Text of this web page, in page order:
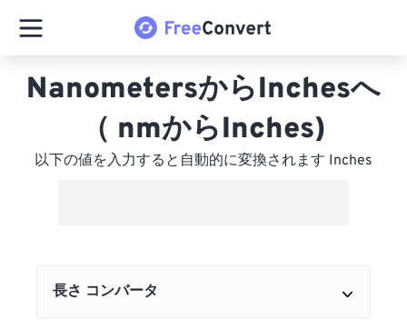
NanometersからInchesへ
（ nmからInches)
以下の値を入力すると自動的に変換されます Inches